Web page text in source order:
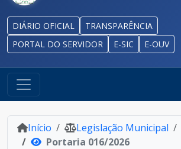
DIÁRIO OFICIAL
TRANSPARÊNCIA
PORTAL DO SERVIDOR
E-SIC E-OUV
Início Legislação Municipal
Portaria 016/2026